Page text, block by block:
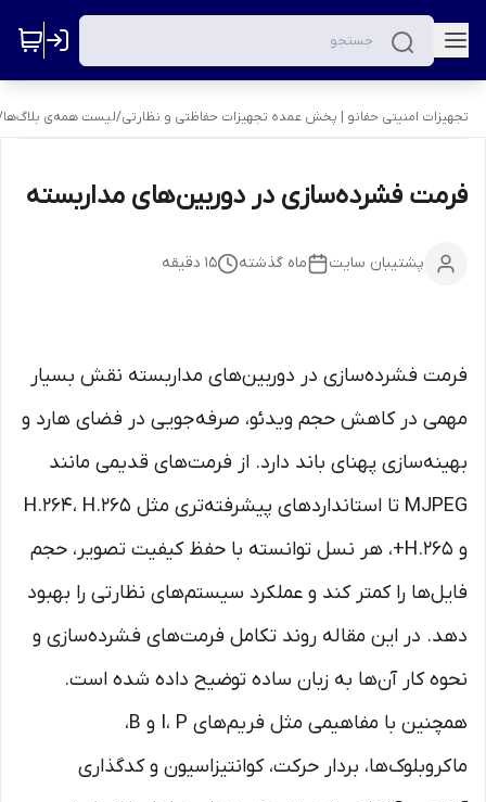
تجهیزات امنیتی حفانو | پخش عمده تجهیزات حفاظتی و نظارتی/لیست همه‌ی بلاگ‌ها
فرمت فشرده‌سازی در دوربین‌های مداربسته
پشتیبان سایت ماه گذشته 15 دقیقه
فرمت فشرده‌سازی در دوربین‌های مداربسته نقش بسیار
مهمی در کاهش حجم ویدئو، صرفه‌جویی در فضای هارد و
بهینه‌سازی پهنای باند دارد. از فرمت‌های قدیمی مانند
MJPEG تا استانداردهای پیشرفته‌تری مثل H.264، H.265
و H.265+، هر نسل توانسته با حفظ کیفیت تصویر، حجم
فایل‌ها را کمتر کند و عملکرد سیستم‌های نظارتی را بهبود
دهد. در این مقاله روند تکامل فرمت‌های فشرده‌سازی و
نحوه کار آن‌ها به زبان ساده توضیح داده شده است.
همچنین با مفاهیمی مثل فریم‌های I، P و B،
ماکروبلوک‌ها، بردار حرکت، کوانتیزاسیون و کدگذاری